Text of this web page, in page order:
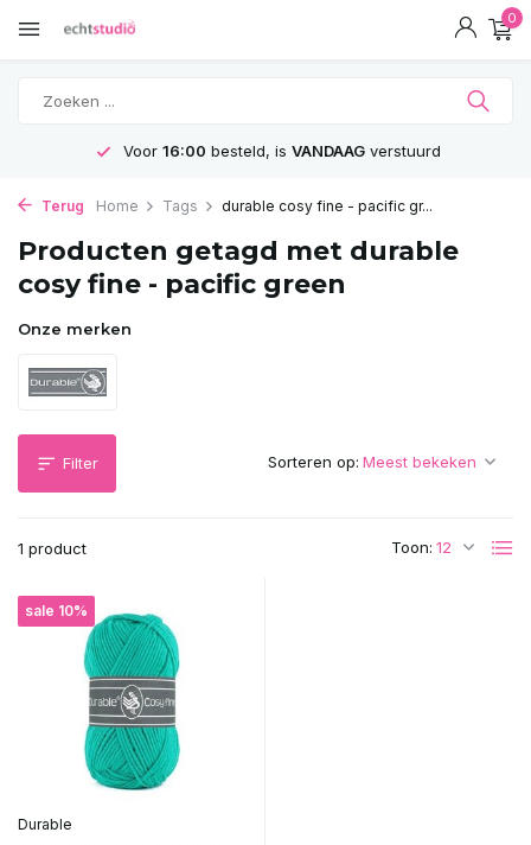
0
Voor 16:00 besteld, is VANDAAGverstuurd
Terug Home Tags durable cosy fine - pacific gr...
Producten getagd met durable
cosy fine - pacific green
Onze merken
Filter
1 product Toon:
Sorteren op:
sale 10%
Durable